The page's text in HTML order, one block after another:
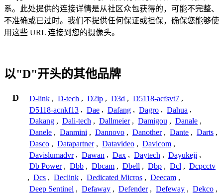
系。此处提供的连接详情是从社区众包获得的，可能不完整、
不准确或已过时。我们不提供任何保证或担保，确保您能够使
用这些 URL 连接到您的摄像头。
以"D"开头的其他品牌
D D-link , D-tech , D2ip , D3d , D5118-acfsvt7 ,
D5118-acnkf13 , Dae , Dafang , Dagro , Dahua ,
Dakang , Dali-tech , Dallmeier , Damigou , Danale ,
Danele , Danmini , Dannovo , Danother , Dante , Darts ,
Dasco , Datapartner , Datavideo , Davicom ,
Davislumadvr , Dawan , Dax , Daytech , Dayukeji ,
Db Power , Dbb , Dbcam , Dbell , Dbp , Dcl , Dcpcctv
, Dcs , Declink , Dedicated Micros , Deecam ,
Deep Sentinel , Defaway , Defender , Defeway , Dekco ,